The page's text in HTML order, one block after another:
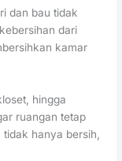
dan bau tidak
dari
kamar
hingga
ruangan tetap
hanya bersih,